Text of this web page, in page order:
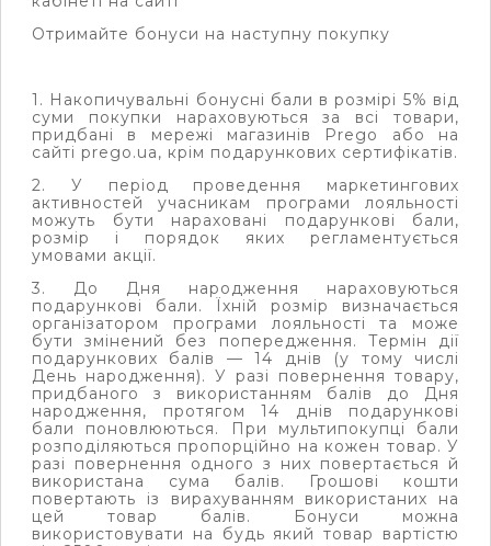
Отримайте бонуси на наступну покупку
1. Накопичувальні бонусні бали в розмірі 5% від
суми покупки нараховуються за всі товари,
придбані в мережі магазинів Prego або на
сайті prego.ua, крім подарункових сертифікатів.
2. У період проведення маркетингових
активностей учасникам програми лояльності
можуть бути нараховані подарункові бали,
розмір і порядок яких регламентується
умовами акції.
3. До Дня народження нараховуються
подарункові бали. Їхній розмір визначається
організатором програми лояльності та може
бути змінений без попередження. Термін дії
подарункових балів —14 днів (у тому числі
День народження). У разі повернення товару,
придбаного з використанням балів до Дня
народження, протягом 14 днів подарункові
бали поновлюються. При мультипокупці бали
розподіляються пропорційно на кожен товар. У
разі повернення одного з них повертається й
використана сума балів. Грошові кошти
повертають із вирахуванням використаних на
цей товар балів.
Бонуси можна
використовувати на будь який товар вартістю